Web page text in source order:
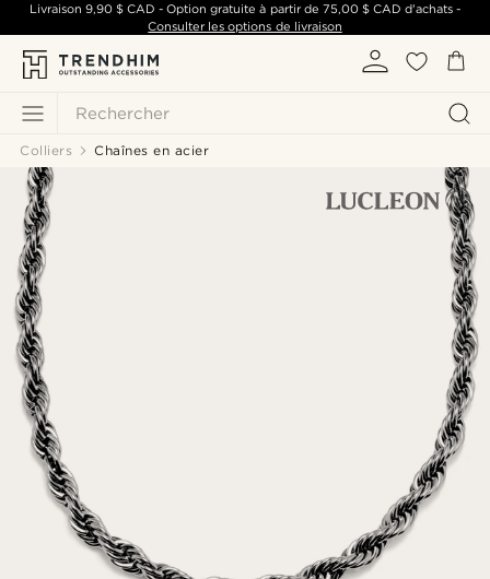
Rechercher
Livraison 9,90 $ CAD - Option gratuite à partir de 75,00 $ CAD d'achats -
Consulter les options de livraison
Colliers Chaînes en acier